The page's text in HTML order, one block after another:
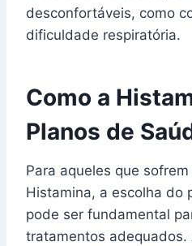
desconfortáveis, como
dificuldade respiratória.
Como a
Planos de
Para aqueles que
Histamina, a escolha do
pode ser fundamental
tratamentos adequados.